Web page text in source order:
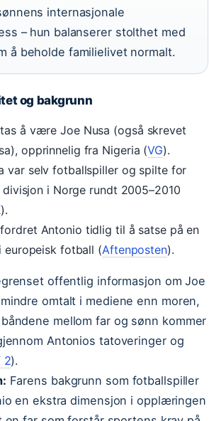
internasjonale
– hun balanserer stolthet med
å beholde familielivet normalt.
og bakgrunn
å være Joe Nusa (også skrevet
opprinnelig fra Nigeria (VG).
var selv fotballspiller og spilte for
divisjon i Norge rundt 2005–2010
).
Antonio tidlig til å satse på en
europeisk fotball (Aftenposten).
offentlig informasjon om Joe
omtalt i mediene enn moren,
mellom far og sønn kommer
Antonios tatoveringer og
2).
Farens bakgrunn som fotballspiller
en ekstra dimensjon i opplæringen